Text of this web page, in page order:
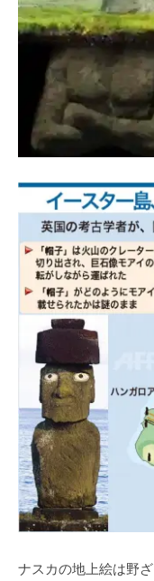
ナスカの地上絵は野